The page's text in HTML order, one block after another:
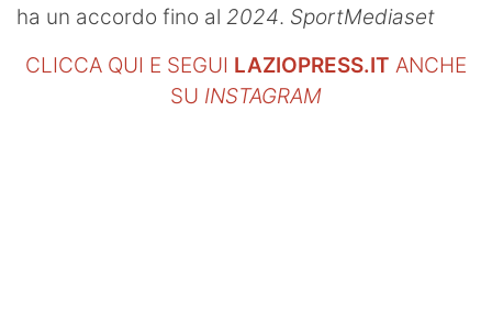
ha un accordo fino al 2024. SportMediaset
CLICCA QUI E SEGUI LAZIOPRESS.IT ANCHE
SU INSTAGRAM